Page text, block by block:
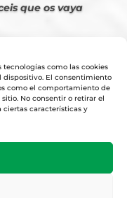
tecnologías como las cookies
dispositivo. El consentimiento
como el comportamiento de
No consentir o retirar el
características y
que os vaya
Online
web-espana.es